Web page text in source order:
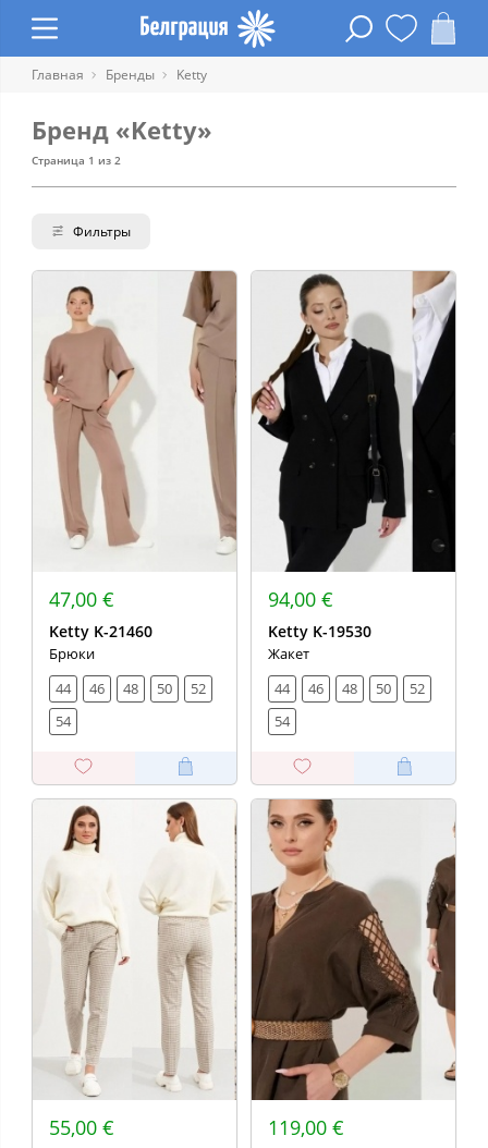
Главная Бренды Ketty
Бренд «Ketty»
Страница 1 из 2
Фильтры
47,00 €
Ketty K-21460
Брюки
44
46 48 50
52
54
94,00 €
Ketty K-19530
Жакет
44
46 48 50
52
54
55,00 € 119,00 €